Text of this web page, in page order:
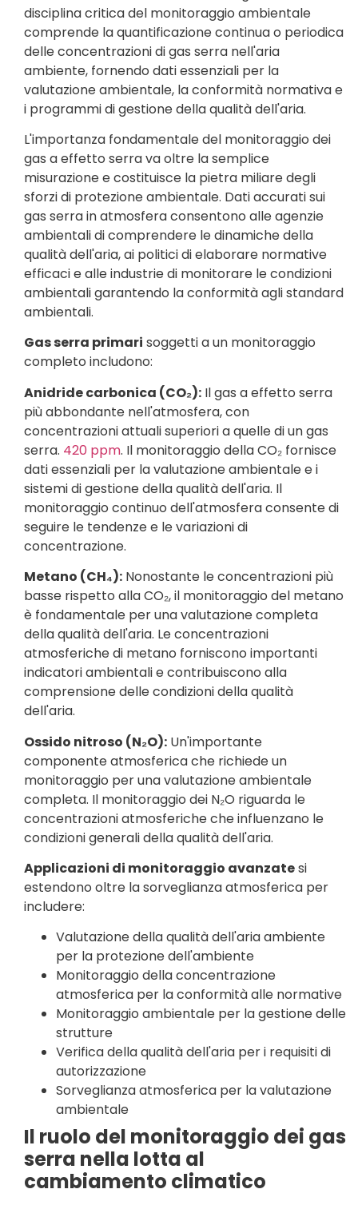
disciplina critica del monitoraggio ambientale
comprende la quantificazione continua o periodica
delle concentrazioni di gas serra nell'aria
ambiente, fornendo dati essenziali per la
valutazione ambientale, la conformità normativa e
i programmi di gestione della qualità dell'aria.
L'importanza fondamentale del monitoraggio dei
gas a effetto serra va oltre la semplice
misurazione e costituisce la pietra miliare degli
sforzi di protezione ambientale. Dati accurati sui
gas serra in atmosfera consentono alle agenzie
ambientali di comprendere le dinamiche della
qualità dell'aria, ai politici di elaborare normative
efficaci e alle industrie di monitorare le condizioni
ambientali garantendo la conformità agli standard
ambientali.
Gas serra primari soggetti a un monitoraggio
completo includono:
Anidride carbonica (CO₂): Il gas a effetto serra
più abbondante nell'atmosfera, con
concentrazioni attuali superiori a quelle di un gas
serra. 420 ppm. Il monitoraggio della CO₂ fornisce
dati essenziali per la valutazione ambientale e i
sistemi di gestione della qualità dell'aria. Il
monitoraggio continuo dell'atmosfera consente di
seguire le tendenze e le variazioni di
concentrazione.
Metano (CH₄): Nonostante le concentrazioni più
basse rispetto alla CO₂, il monitoraggio del metano
è fondamentale per una valutazione completa
della qualità dell'aria. Le concentrazioni
atmosferiche di metano forniscono importanti
indicatori ambientali e contribuiscono alla
comprensione delle condizioni della qualità
dell'aria.
Ossido nitroso (N₂O): Un'importante
componente atmosferica che richiede un
monitoraggio per una valutazione ambientale
completa. Il monitoraggio dei N₂O riguarda le
concentrazioni atmosferiche che influenzano le
condizioni generali della qualità dell'aria.
Applicazioni di monitoraggio avanzatesi
estendono oltre la sorveglianza atmosferica per
includere:
Valutazione della qualità dell'aria ambiente
per la protezione dell'ambiente
Monitoraggio della concentrazione
atmosferica per la conformità alle normative
Monitoraggio ambientale per la gestione delle
strutture
Verifica della qualità dell'aria per i requisiti di
autorizzazione
Sorveglianza atmosferica per la valutazione
ambientale
Il ruolo del monitoraggio dei gas
serra nella lotta al
cambiamento climatico